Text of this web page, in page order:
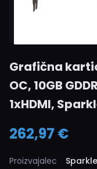
Grafična
OC, 10GB
1xHDMI,
262,97 €
Proizvajalec
Sparkle